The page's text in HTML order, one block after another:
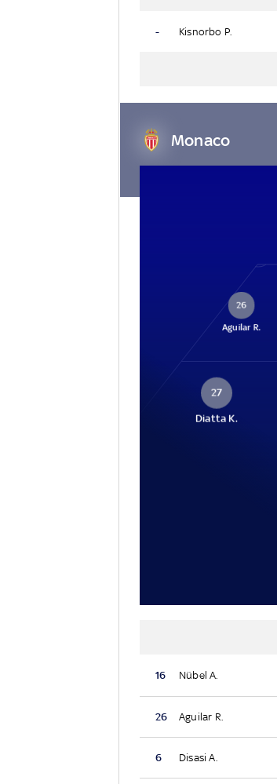
- Kisnorbo P.
Monaco
26
Aguilar R.
27
Diatta K.
16 Nübel A.
26 Aguilar R.
6 Disasi A.